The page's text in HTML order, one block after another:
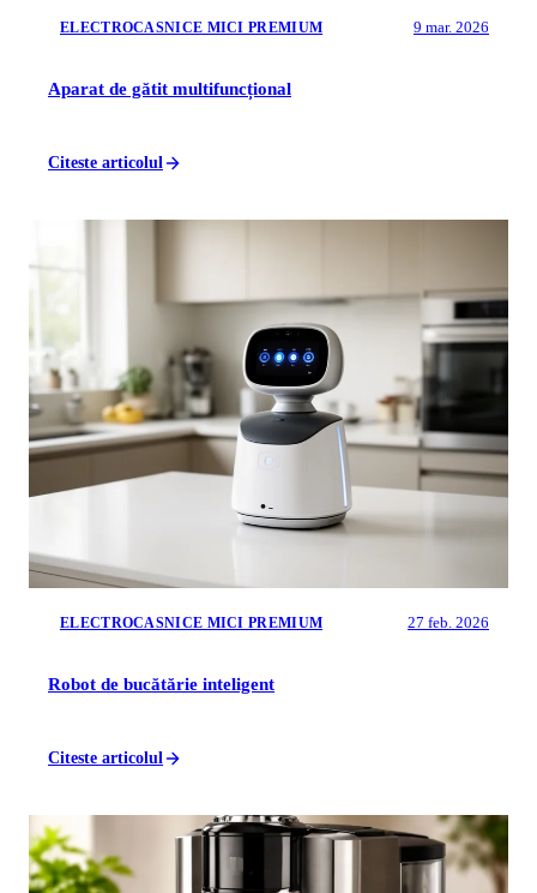
ELECTROCASNICE MICI PREMIUM 9 mar. 2026
Aparat de gătit multifuncțional
Citeste articolul
ELECTROCASNICE MICI PREMIUM 27 feb. 2026
Robot de bucătărie inteligent
Citeste articolul